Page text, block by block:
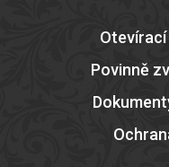
Otevírací
Povinně